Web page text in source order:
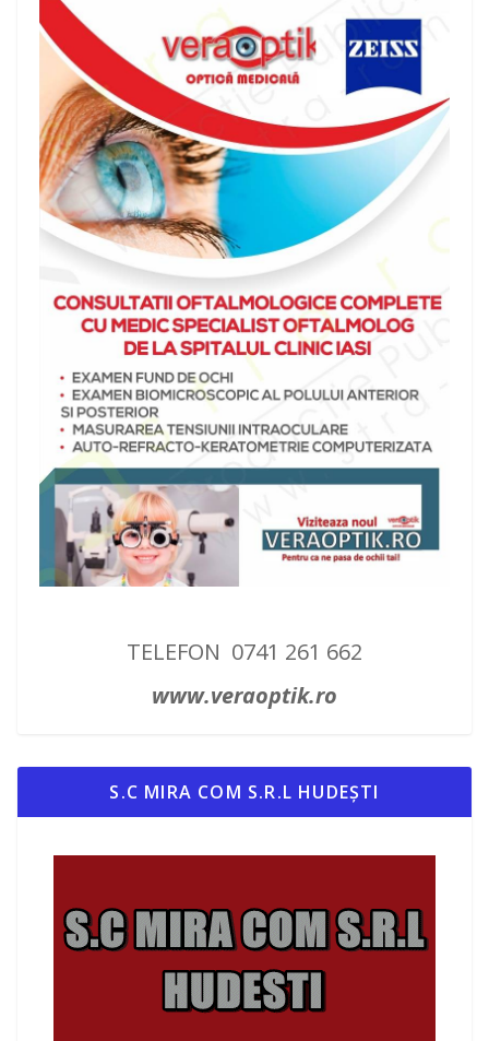
TELEFON 0741 261 662
www.veraoptik.ro
S.C MIRA COM S.R.L HUDEȘTI